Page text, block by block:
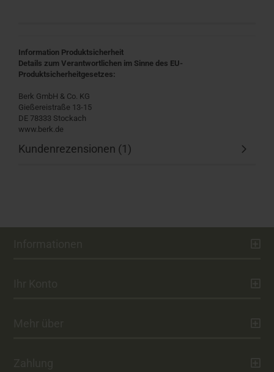
Information Produktsicherheit
Details zum Verantwortlichen im Sinne des EU-
Produktsicherheitgesetzes:
Berk GmbH & Co. KG
Gießereistraße 13-15
DE 78333 Stockach
www.berk.de
Kundenrezensionen (1)